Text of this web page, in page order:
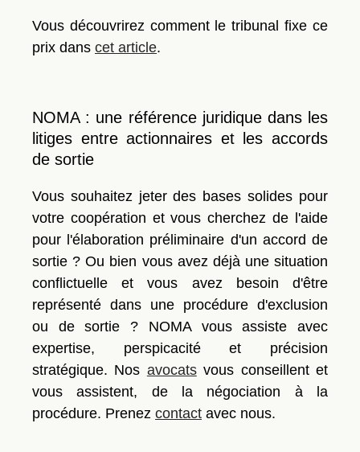
Vous découvrirez comment le tribunal fixe ce
prix dans cet article.
NOMA : une référence juridique dans les
litiges entre actionnaires et les accords
de sortie
Vous souhaitez jeter des bases solides pour
votre coopération et vous cherchez de l'aide
pour l'élaboration préliminaire d'un accord de
sortie ? Ou bien vous avez déjà une situation
conflictuelle et vous avez besoin d'être
représenté dans une procédure d'exclusion
ou de sortie ? NOMA vous assiste avec
expertise, perspicacité et précision
stratégique. Nos avocatsvous conseillent et
vous assistent, de la négociation à la
procédure. Prenez contact avec nous.